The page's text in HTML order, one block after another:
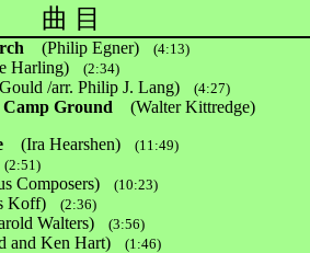
曲 目
(Philip Egner) (4:13)
Harling) (2:34)
/arr. Philip J. Lang) (4:27)
Camp Ground(Walter Kittredge)
(Ira Hearshen) (11:49)
Composers) (10:23)
Koff) (2:36)
Walters) (3:56)
and Ken Hart) (1:46)